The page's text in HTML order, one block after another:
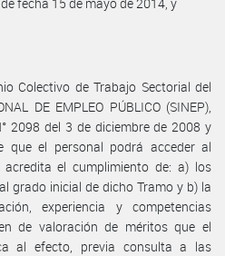
Colectivo de Trabajo Sectorial del
DE EMPLEO PÚBLICO (SINEP),
2098 del 3 de diciembre de 2008 y
que el personal podrá acceder al
el cumplimiento de: a) los
grado inicial de dicho Tramo y b) la
experiencia y competencias
de valoración de méritos que el
al efecto, previa consulta a las